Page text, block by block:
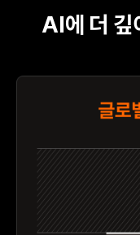
AI에 더 깊